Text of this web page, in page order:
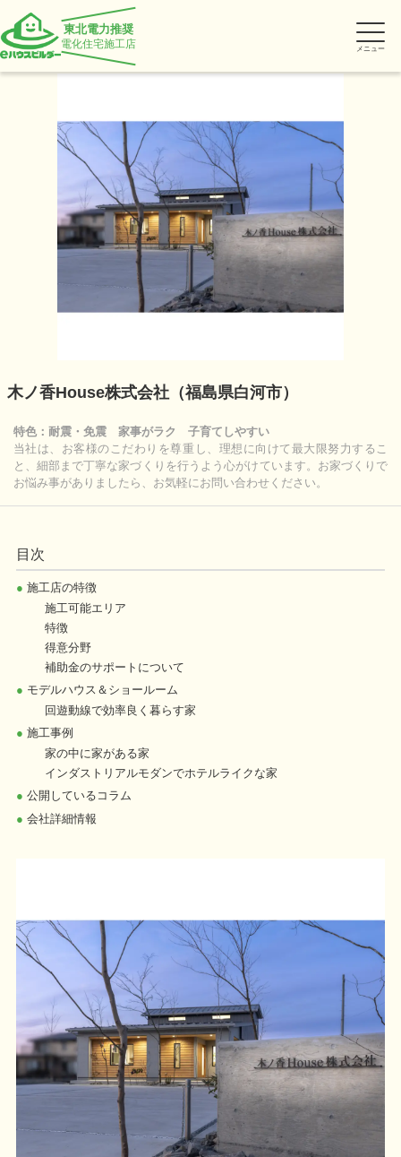
東北電力推奨
電化住宅施工店 メニュー
木ノ香House株式会社（福島県白河市）
特色：耐震・免震 家事がラク 子育てしやすい
当社は、お客様のこだわりを尊重し、理想に向けて最大限努力するこ
と、細部まで丁寧な家づくりを行うよう心がけています。お家づくりで
お悩み事がありましたら、お気軽にお問い合わせください。
目次
● 施工店の特徴
施工可能エリア
特徴
得意分野
補助金のサポートについて
● モデルハウス＆ショールーム
回遊動線で効率良く暮らす家
● 施工事例
家の中に家がある家
インダストリアルモダンでホテルライクな家
● 公開しているコラム
● 会社詳細情報